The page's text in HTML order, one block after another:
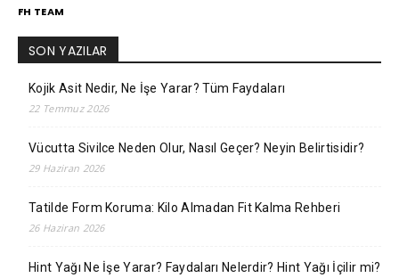
FH TEAM
SON YAZILAR
Kojik Asit Nedir, Ne İşe Yarar? Tüm Faydaları
22 Temmuz 2026
Vücutta Sivilce Neden Olur, Nasıl Geçer? Neyin Belirtisidir?
29 Haziran 2026
Tatilde Form Koruma: Kilo Almadan Fit Kalma Rehberi
26 Haziran 2026
Hint Yağı Ne İşe Yarar? Faydaları Nelerdir? Hint Yağı İçilir mi?